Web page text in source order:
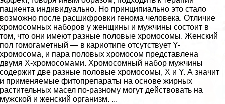
пациента индивидуально. Но принципиально это стало
возможно после расшифровки генома человека. Отличие
хромосомных наборов у женщины и мужчины состоит в
том, что они имеют разные пoлoвые хромосомы. Женский
пол гомогаметный — в кариотипе отсутствует Y-
хромосома, и пара пoлoвых хромосом представлена
двумя X-хромосомами. Хромосомный набор мужчины
содержит две разные пoлoвые хромосомы, X и Y. А значит
и применяемые фитопрепараты на основе жирных
растительных масел по-разному могут действовать на
мужской и женский организм. ...